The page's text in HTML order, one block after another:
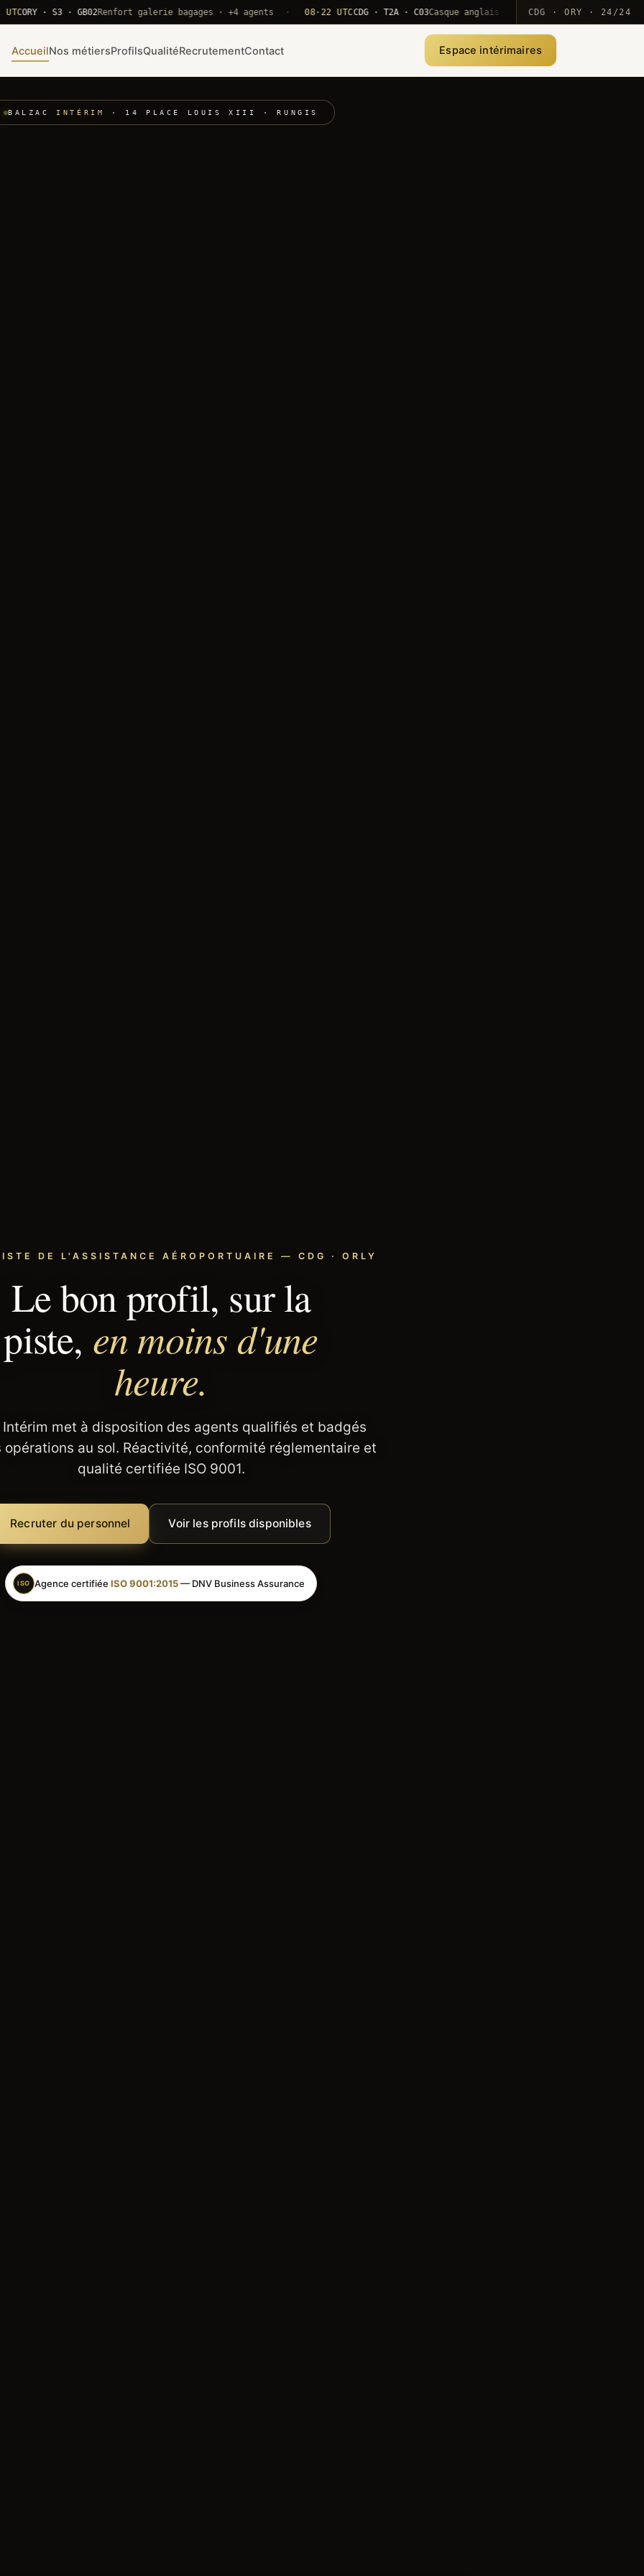
· S3 · GB02Renfort galerie bagages · +4 agents · 08·22 UTCCDG · T2A · C03 Casque anglais positionné · rotation MEA ·
CDG · ORY · 24/24
AccueilNos métiersProfilsQualitéRecrutementContact Espace intérimaires
BALZAC INTÉRIM · 14 PLACE LOUIS XIII · RUNGIS
DE L'ASSISTANCE AÉROPORTUAIRE — CDG · ORLY
Le bon profil, sur la
piste, en moins d'une
heure.
Intérim met à disposition des agents qualifiés et badgés
opérations au sol. Réactivité, conformité réglementaire et
qualité certifiée ISO 9001.
Recruter du personnel Voir les profils disponibles
ISO Agence certifiée ISO 9001:2015— DNV Business Assurance